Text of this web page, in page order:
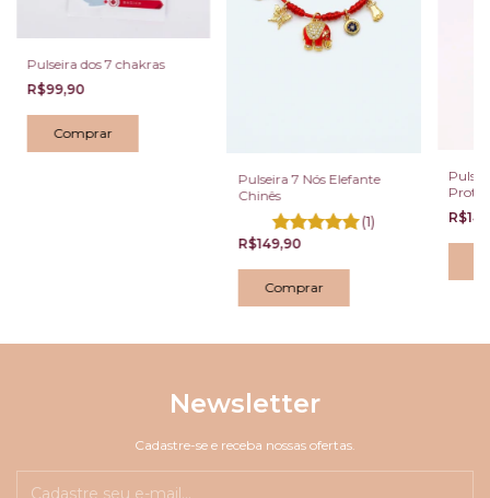
Pulseira dos 7 chakras
R$99,90
Pulseira 7 Nós Elefante
Chinês
(1)
R$149,90
São
Newsletter
Cadastre-se e receba nossas ofertas.